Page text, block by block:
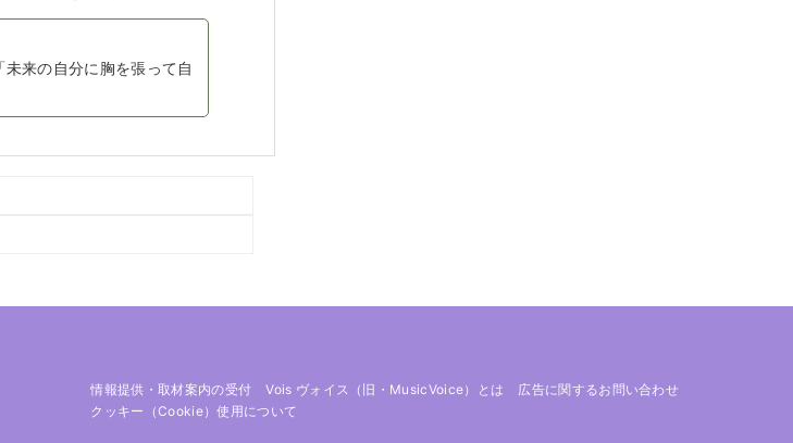
来の自分に胸を張って自
情報提供・取材案内の受付 Vois ヴォイス（旧・MusicVoice）とは
広告に関するお問い合わせ
クッキー（cookie）使用について